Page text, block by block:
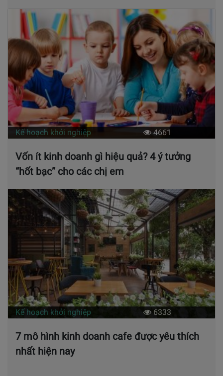
Kế hoạch khởi nghiệp 4661
Vốn ít kinh doanh gì hiệu quả? 4 ý tưởng
“hốt bạc” cho các chị em
Kế hoạch khởi nghiệp 6333
7 mô hình kinh doanh cafe được yêu thích
nhất hiện nay